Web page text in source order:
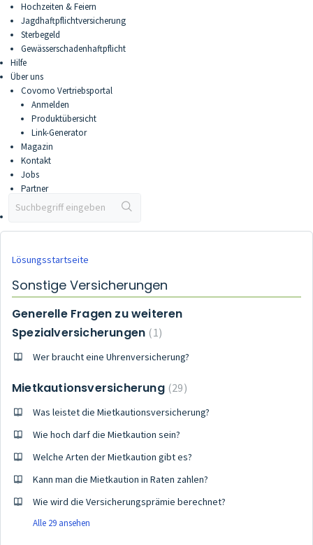
Hochzeiten & Feiern
Jagdhaftpflichtversicherung
Sterbegeld
Gewässerschadenhaftpflicht
Hilfe
Über uns
Covomo Vertriebsportal
Anmelden
Produktübersicht
Link-Generator
Magazin
Kontakt
Jobs
Partner
Partner werden
Vertriebsportal
Lösungsstartseite
Sonstige Versicherungen
Generelle Fragen zu weiteren
Spezialversicherungen 1
Wer braucht eine Uhrenversicherung?
Mietkautionsversicherung 29
Was leistet die Mietkautionsversicherung?
Wie hoch darf die Mietkaution sein?
Welche Arten der Mietkaution gibt es?
Kann man die Mietkaution in Raten zahlen?
Wie wird die Versicherungsprämie berechnet?
Alle 29 ansehen